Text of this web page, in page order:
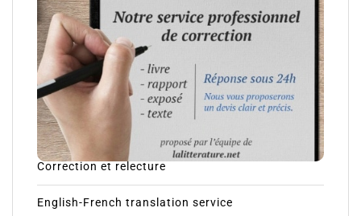
Correction et relecture
English-French translation service